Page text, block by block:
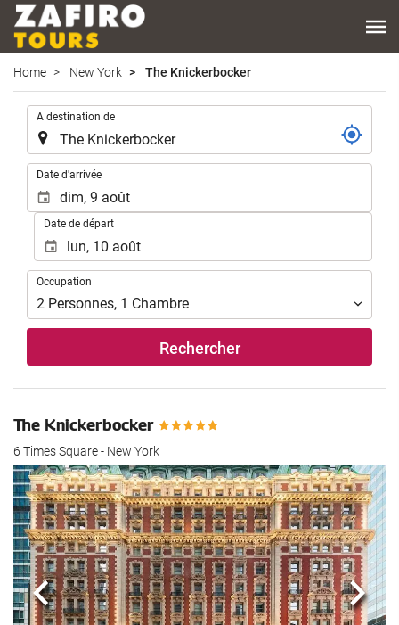
Home New York The Knickerbocker
A destination de
Date d'arrivée
Date de départ
Occupation
Occupation
2 Personnes, 1 Chambre
Rechercher
The Knickerbocker
6 Times Square - New York
Précédent